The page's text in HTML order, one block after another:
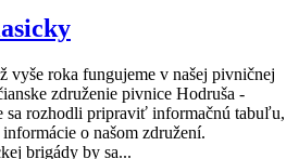
vyše roka fungujeme v našej pivničnej
združenie pivnice Hodruša -
sa rozhodli pripraviť informačnú tabuľu,
o našom združení.
brigády by sa...